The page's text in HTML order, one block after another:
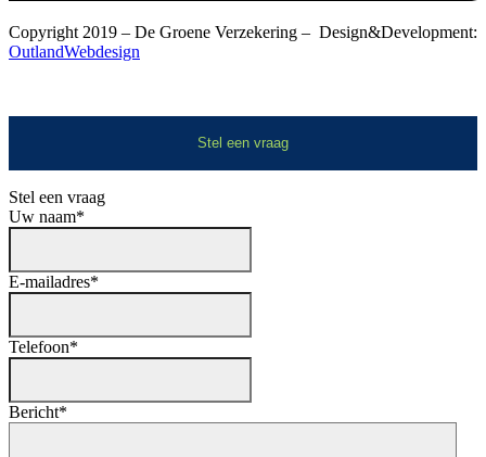
Copyright 2019 – De Groene Verzekering – Design&Development:
OutlandWebdesign
Stel een vraag
Stel een vraag
Uw naam*
E-mailadres*
Telefoon*
Bericht*